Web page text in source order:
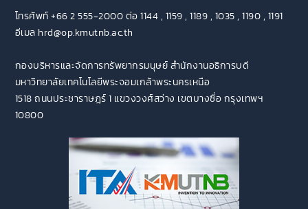
โทรศัพท์ +66 2 555-2000 ต่อ 1144 , 1159 , 1189 , 1035 , 1190 , 1191
อีเมล hrd@op.kmutnb.ac.th
กองบริหารและจัดการทรัพยากรมนุษย์ สำนักงานอธิการบดี
มหาวิทยาลัยเทคโนโลยีพระจอมเกล้าพระนครเหนือ
1518 ถนนประชาราษฎร์ 1 แขวงวงศ์สว่าง เขตบางซื่อ กรุงเทพฯ
10800